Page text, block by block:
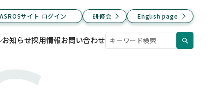
サイト ログイン 研修会 English page
お知らせ採用情報お問い合わせ